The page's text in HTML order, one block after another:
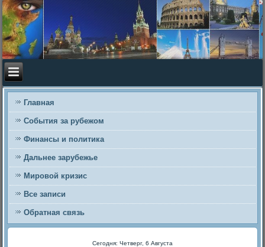
Главная
События за рубежом
Финансы и политика
Дальнее зарубежье
Мировой кризис
Все записи
Обратная связь
Сегодня: Четверг, 6 Августа